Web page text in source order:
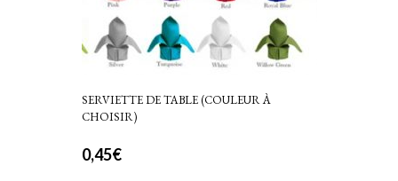
SERVIETTE DE TABLE (COULEUR À
CHOISIR)
0,45€